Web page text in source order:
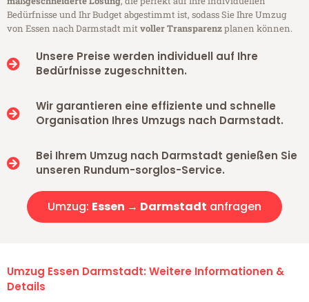
Bedürfnisse und Ihr Budget abgestimmt ist, sodass Sie Ihre Umzug
von Essen nach Darmstadt mitvoller Transparenzplanen können.
Unsere Preise werden individuell auf Ihre
Bedürfnisse zugeschnitten.
Wir garantieren eine effiziente und schnelle
Organisation Ihres Umzugs nach Darmstadt.
Bei Ihrem Umzug nach Darmstadt genießen Sie
unseren Rundum-sorglos-Service.
Umzug: Essen → Darmstadt anfragen
Umzug Essen Darmstadt: Weitere Informationen &
Details